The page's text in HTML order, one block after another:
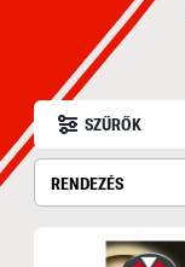
SZŰRŐK
RENDEZÉS